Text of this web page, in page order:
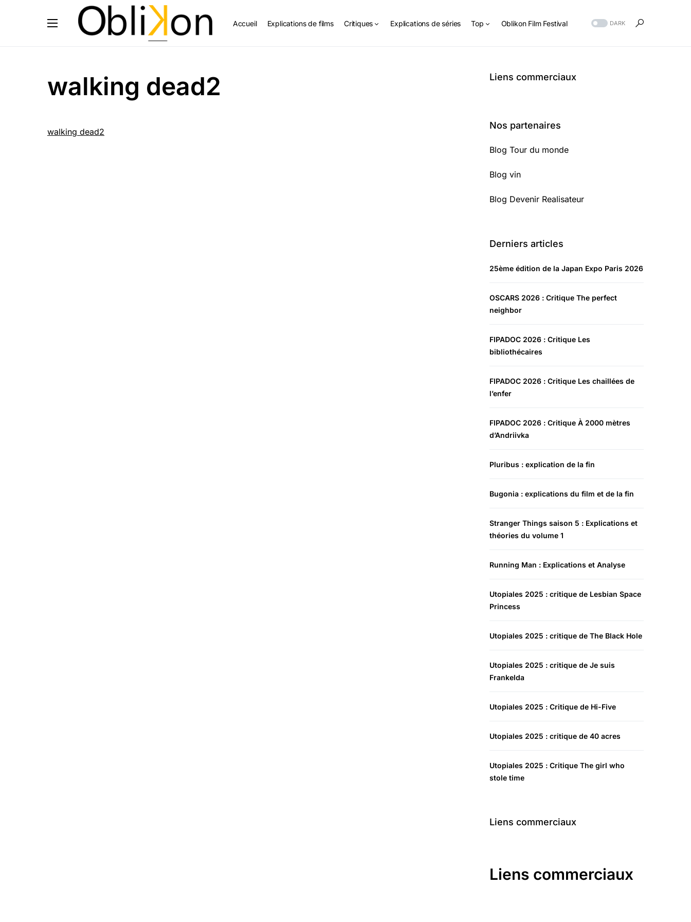
Accueil Explications de films Critiques Explications de séries Top Oblikon Film Festival DARK
walking dead2
walking dead2
Liens commerciaux
Nos partenaires
Blog Tour du monde
Blog vin
Blog Devenir Realisateur
Derniers articles
25ème édition de la Japan Expo Paris 2026
OSCARS 2026 : Critique The perfect
neighbor
FIPADOC 2026 : Critique Les
bibliothécaires
FIPADOC 2026 : Critique Les chaillées de
l’enfer
FIPADOC 2026 : Critique À 2000 mètres
d’Andriivka
Pluribus : explication de la fin
Bugonia : explications du film et de la fin
Stranger Things saison 5 : Explications et
théories du volume 1
Running Man : Explications et Analyse
Utopiales 2025 : critique de Lesbian Space
Princess
Utopiales 2025 : critique de The Black Hole
Utopiales 2025 : critique de Je suis
Frankelda
Utopiales 2025 : Critique de Hi-Five
Utopiales 2025 : critique de 40 acres
Utopiales 2025 : Critique The girl who
stole time
Liens commerciaux
Liens commerciaux